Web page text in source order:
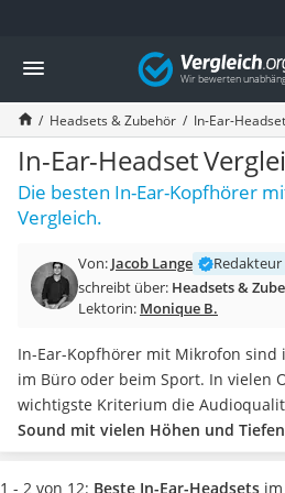
Die beliebtesten Vergleiche nach
Elektronik
Powerstation
Monitor 32 Zoll 4K
Fernseher
Drucker
Desktop-PC
Monitor
Laser-Multifunktionsdrucker
Powerline-Adapter
Gaming-PC
Soundbar
17-Zoll-Laptop
Satellitenschüssel
Gaming-Headset
Schnurloses Telefon
Vergleich
Headsets & Zubehör In-Ear-
In-Ear-Headset
Die besten In-Ear-Kopfhörer
Vergleich.
Von: Jacob Lange
Redakteur
schreibt über: Headsets &
Lektorin: Monique B.
In-Ear-Kopfhörer mit Mikrofon sind
im Büro oder beim Sport. In vielen
wichtigste Kriterium die
Sound mit vielen Höhen und Tiefen
gutes Noise-Cancelling sorgt
Nebengeräusche kompensiert
1 - 2 von 12: Beste In-Ear-Headsets